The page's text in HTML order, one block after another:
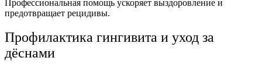
Профессиональная помощь ускоряет выздоровление и
предотвращает рецидивы.
Профилактика гингивита и уход за
дёснами